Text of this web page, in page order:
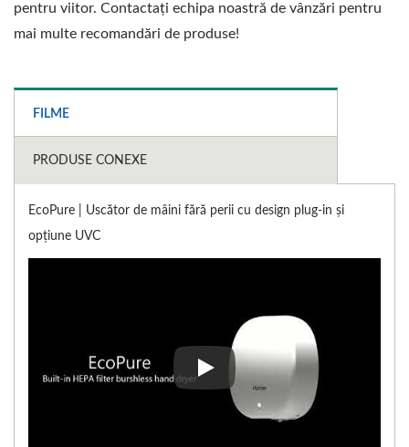
pentru viitor. Contactați echipa noastră de vânzări pentru
mai multe recomandări de produse!
FILME
PRODUSE CONEXE
EcoPure | Uscător de mâini fără perii cu design plug-in și
opțiune UVC
EcoPure | Uscător de mâini